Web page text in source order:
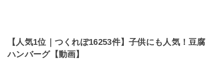
【人気1位｜つくれぽ16253件】子供にも人気！豆腐
ハンバーグ【動画】